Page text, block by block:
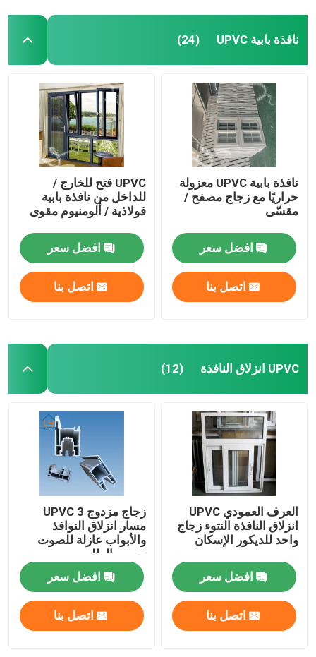
نافذة بابية UPVC (24)
نافذة بابية UPVC معزولة
حراريًا مع زجاج مصفح /
مقسّى
افضل سعر
اتصل بنا
UPVC فتح للخارج /
للداخل من نافذة بابية
فولاذية / ألومنيوم مقوى
افضل سعر
اتصل بنا
UPVC انزلاق النافذة (12)
العرف العمودي UPVC
انزلاق النافذة النتوء زجاج
واحد للديكور الإسكان
افضل سعر
اتصل بنا
زجاج مزدوج UPVC 3
مسار انزلاق النوافذ
والأبواب عازلة للصوت
حسب الطلب
افضل سعر
اتصل بنا